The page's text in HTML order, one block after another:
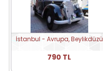
İstanbul - Avrupa, Beylikdüzü
790 TL